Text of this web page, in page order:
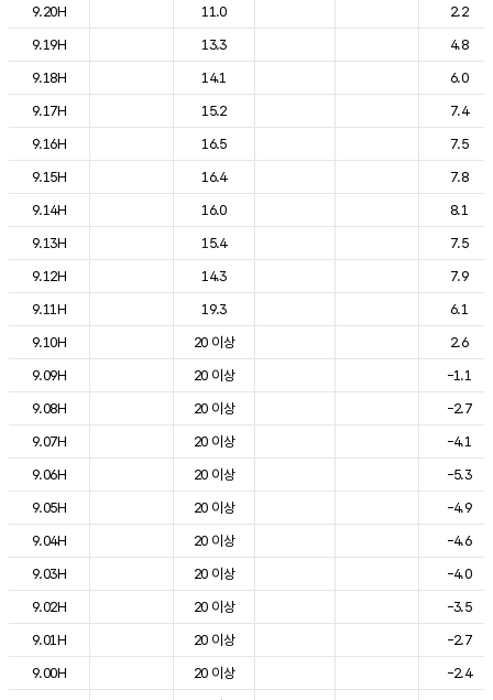
9.20H
11.0
2.2
9.19H
13.3
4.8
9.18H
14.1
6.0
9.17H
15.2
7.4
9.16H
16.5
7.5
9.15H
16.4
7.8
9.14H
16.0
8.1
9.13H
15.4
7.5
9.12H
14.3
7.9
9.11H
19.3
6.1
9.10H
20 이상
2.6
9.09H
20 이상
-1.1
9.08H
20 이상
-2.7
9.07H
20 이상
-4.1
9.06H
20 이상
-5.3
9.05H
20 이상
-4.9
9.04H
20 이상
-4.6
9.03H
20 이상
-4.0
9.02H
20 이상
-3.5
9.01H
20 이상
-2.7
9.00H
20 이상
-2.4